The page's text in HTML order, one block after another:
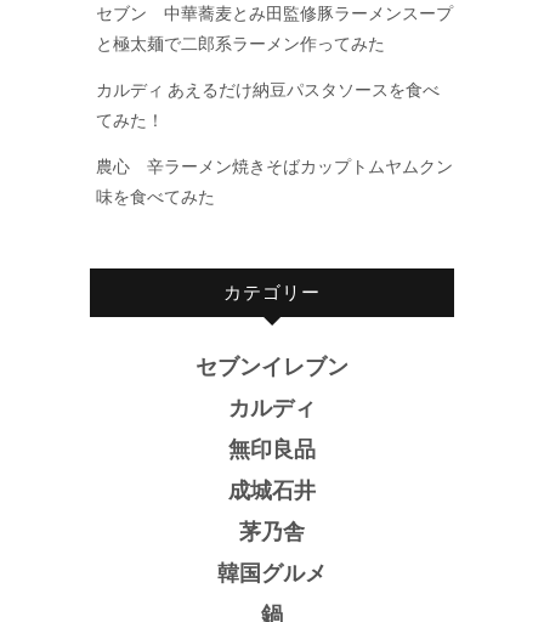
セブン 中華蕎麦とみ田監修豚ラーメンスープ
と極太麺で二郎系ラーメン作ってみた
カルディ あえるだけ納豆パスタソースを食べ
てみた！
農心 辛ラーメン焼きそばカップトムヤムクン
味を食べてみた
カテゴリー
セブンイレブン
カルディ
無印良品
成城石井
茅乃舎
韓国グルメ
鍋